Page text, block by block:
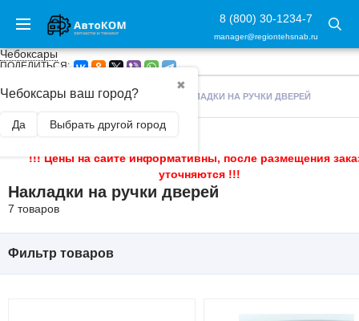
8 (800) 30-1234-7
manager@regiontehsnab.ru
Чебоксары
✖
Чебоксары ваш город?
Да Выбрать другой город
ПОДЕЛИТЬСЯ:
ГЛАВНАЯ / ВНЕШНИЙ ТЮНИНГ НАКЛАДКИ НА РУЧКИ ДВЕРЕЙ
!!! Цены на сайте информативны, после размещения
уточняются !!!
Накладки на ручки дверей
7 товаров
Фильтр товаров